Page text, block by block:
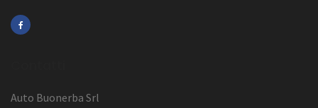
Auto Buonerba Srl